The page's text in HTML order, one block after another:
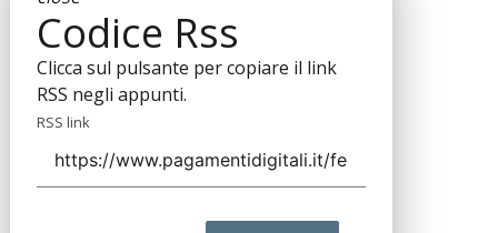
Codice Rss
Clicca sul pulsante per copiare il link
RSS negli appunti.
RSS link